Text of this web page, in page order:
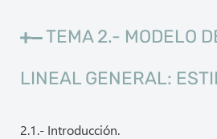
TEMA 2.- MODELO
LINEAL GENERAL:
2.1.- Introducción.